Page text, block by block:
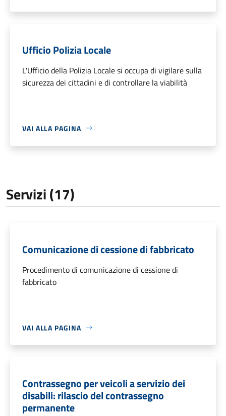
Ufficio Polizia Locale
L'Ufficio della Polizia Locale si occupa di vigilare sulla
sicurezza dei cittadini e di controllare la viabilità
VAI ALLA PAGINA
Servizi (17)
Comunicazione di cessione di fabbricato
Procedimento di comunicazione di cessione di
fabbricato
VAI ALLA PAGINA
Contrassegno per veicoli a servizio dei
disabili: rilascio del contrassegno
permanente